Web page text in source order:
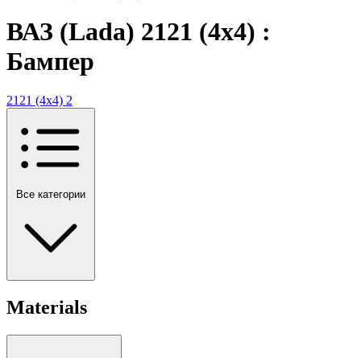
ВАЗ (Lada) 2121 (4x4) :
Бампер
2121 (4х4) 2
Все категории
Materials